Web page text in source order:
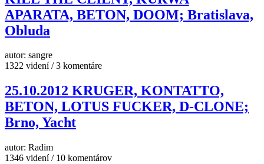
APARATA, BETON, DOOM; Bratislava,
Obluda
autor: sangre
1322 videní / 3 komentáre
25.10.2012 KRUGER, KONTATTO,
BETON, LOTUS FUCKER, D-CLONE;
Brno, Yacht
autor: Radim
1346 videní / 10 komentárov